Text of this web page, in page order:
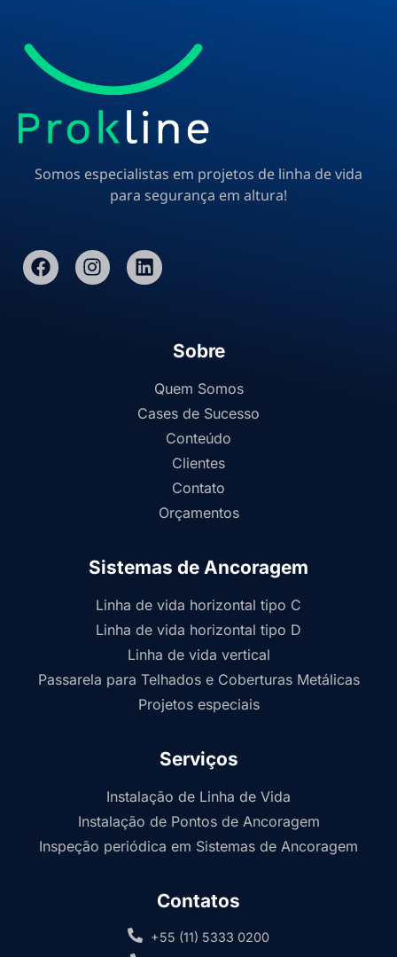
Somos especialistas em projetos de linha de vida
para segurança em altura!
Sobre
Quem Somos
Cases de Sucesso
Conteúdo
Clientes
Contato
Orçamentos
Sistemas de Ancoragem
Linha de vida horizontal tipo C
Linha de vida horizontal tipo D
Linha de vida vertical
Passarela para Telhados e Coberturas Metálicas
Projetos especiais
Serviços
Instalação de Linha de Vida
Instalação de Pontos de Ancoragem
Inspeção periódica em Sistemas de Ancoragem
Contatos
+55 (11) 5333 0200